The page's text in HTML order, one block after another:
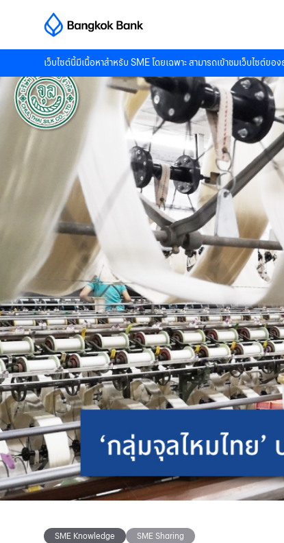
เว็บไซต์นี้มีเนื้อหาสำหรับ SME โดยเฉพาะ สามารถเข้าชมเว็บไซต์ขอ
SME Knowledge SME Sharing